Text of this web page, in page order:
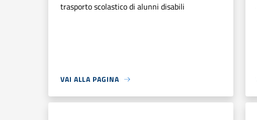
trasporto scolastico di alunni disabili
VAI ALLA PAGINA